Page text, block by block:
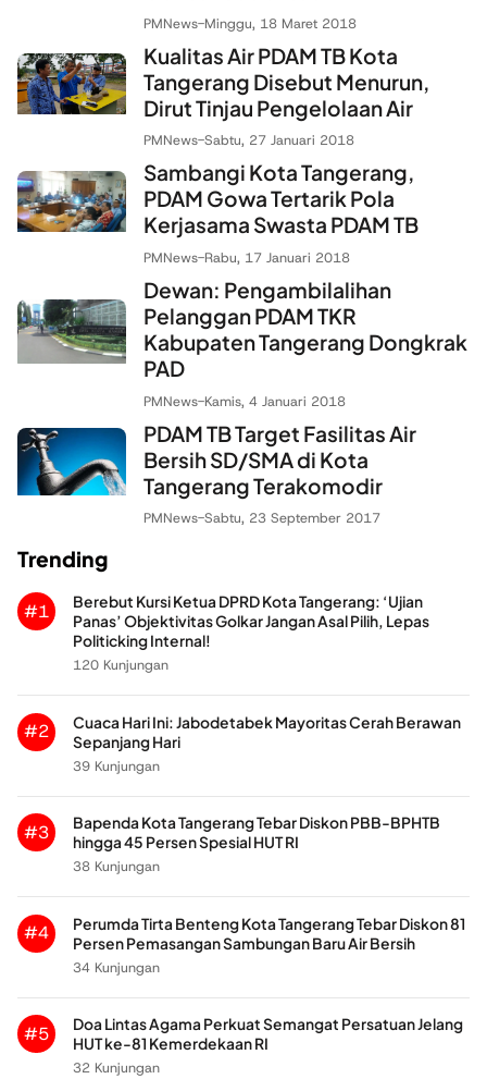
PMNews-Minggu, 18 Maret 2018
Kualitas Air PDAM TB Kota
Tangerang Disebut Menurun,
Dirut Tinjau Pengelolaan Air
PMNews-Sabtu, 27 Januari 2018
Sambangi Kota Tangerang,
PDAM Gowa Tertarik Pola
Kerjasama Swasta PDAM TB
PMNews-Rabu, 17 Januari 2018
Dewan: Pengambilalihan
Pelanggan PDAM TKR
Kabupaten Tangerang Dongkrak
PAD
PMNews-Kamis, 4 Januari 2018
PDAM TB Target Fasilitas Air
Bersih SD/SMA di Kota
Tangerang Terakomodir
PMNews-Sabtu, 23 September 2017
Trending
#1
Berebut Kursi Ketua DPRD Kota Tangerang: ‘Ujian
Panas’ Objektivitas Golkar Jangan Asal Pilih, Lepas
Politicking Internal!
120 Kunjungan
#2
Cuaca Hari Ini: Jabodetabek Mayoritas Cerah Berawan
Sepanjang Hari
39 Kunjungan
#3
Bapenda Kota Tangerang Tebar Diskon PBB-BPHTB
hingga 45 Persen Spesial HUT RI
38 Kunjungan
#4
Perumda Tirta Benteng Kota Tangerang Tebar Diskon 81
Persen Pemasangan Sambungan Baru Air Bersih
34 Kunjungan
#5
Doa Lintas Agama Perkuat Semangat Persatuan Jelang
HUT ke-81 Kemerdekaan RI
32 Kunjungan